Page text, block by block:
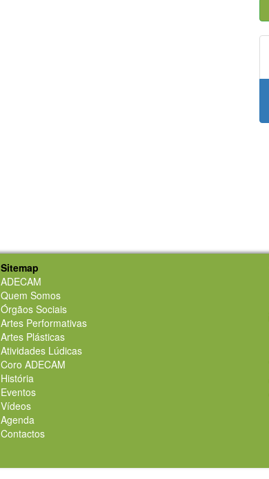
Sitemap
ADECAM
Quem Somos
Órgãos Sociais
Artes Performativas
Artes Plásticas
Atividades Lúdicas
Coro ADECAM
História
Eventos
Vídeos
Agenda
Contactos